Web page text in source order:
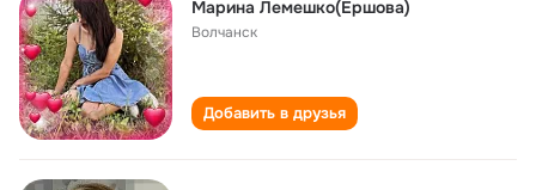
Марина Лемешко(Ершова)
Волчанск
Добавить в друзья